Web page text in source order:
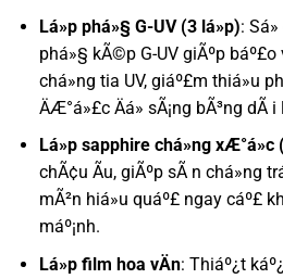
Lá»p phá»§ G-UV (3 lá»p): Sá»­
phá»§ kÃ©p G-UV giÃºp báº£o
chá»ng tia UV, giáº£m thiá»u
ÄÆ°á»£c Äá» sÃ¡ng bÃ³ng dÃ
Lá»p sapphire chá»ng xÆ°á»c
chÃ¢u Ãu, giÃºp sÃ n chá»ng
mÃ²n hiá»u quáº£ ngay cáº£ khi
máº¡nh.
Lá»p film hoa vÄn: Thiáº¿t káº¿